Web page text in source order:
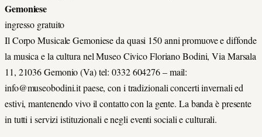
Gemoniese
ingresso gratuito
Il Corpo Musicale Gemoniese da quasi 150 anni promuove e diffonde
la musica e la cultura nel Museo Civico Floriano Bodini, Via Marsala
11, 21036 Gemonio (Va) tel: 0332 604276 – mail:
info@museobodini.it paese, con i tradizionali concerti invernali ed
estivi, mantenendo vivo il contatto con la gente. La banda è presente
in tutti i servizi istituzionali e negli eventi sociali e culturali.